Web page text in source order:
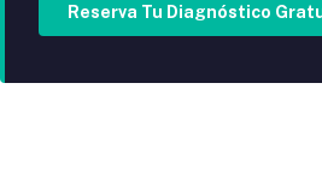
Reserva Tu Diagnóstico